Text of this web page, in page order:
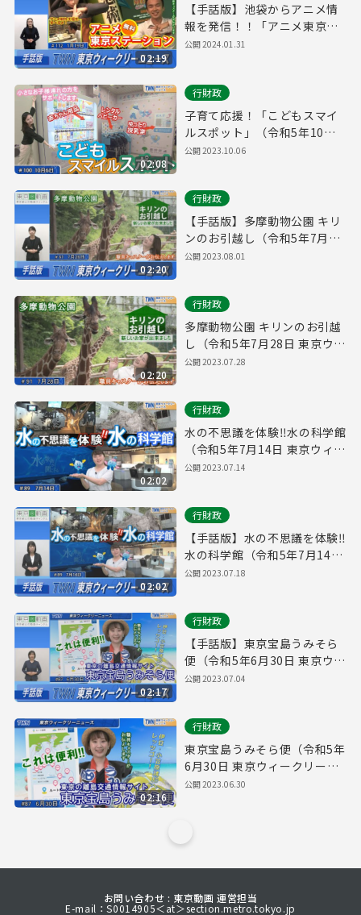
02:19
【手話版】池袋からアニメ情
報を発信！！「アニメ東京ス
テーション」（令和6年1月19
公開2024.01.31
02:08
行財政
子育て応援！「こどもスマイ
ルスポット」（令和5年10月6
日 東京ウィークリーニュース
公開2023.10.06
02:20
行財政
【手話版】多摩動物公園 キリ
ンのお引越し（令和5年7月28
日 東京ウィークリーニュース
公開2023.08.01
02:20
行財政
多摩動物公園 キリンのお引越
し（令和5年7月28日 東京ウィ
ークリーニュース No.91）
公開2023.07.28
02:02
行財政
水の不思議を体験‼水の科学館
（令和5年7月14日 東京ウィー
クリーニュース No.89）
公開2023.07.14
02:02
行財政
【手話版】水の不思議を体験‼
水の科学館（令和5年7月14日
東京ウィークリーニュース
公開2023.07.18
02:17
行財政
【手話版】東京宝島うみそら
便（令和5年6月30日 東京ウィ
ークリーニュース No.87）
公開2023.07.04
02:16
行財政
東京宝島うみそら便（令和5年
6月30日 東京ウィークリーニ
ュース No.87）
公開2023.06.30
お問い合わせ : 東京動画 運営担当
E-mail：S0014905＜at＞section.metro.tokyo.jp